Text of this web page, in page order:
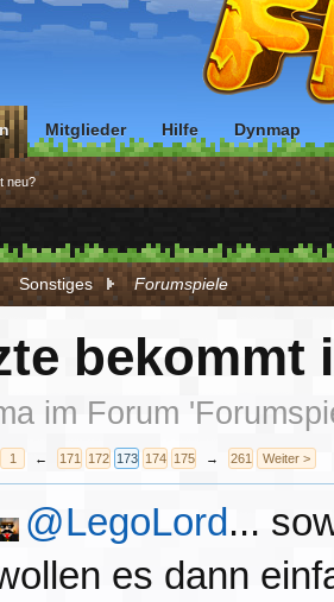
Sonstiges Forumspiele
bekommt
im Forum '
1 ← 171 172 173 174 175 → 261 Weiter >
@LegoLord...
es dann
neu?
Mitglieder Hilfe Dynmap